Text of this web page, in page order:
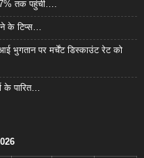
तक पहुंची….
के टिप्स…
भुगतान पर मर्चेंट डिस्काउंट रेट को
पारित…